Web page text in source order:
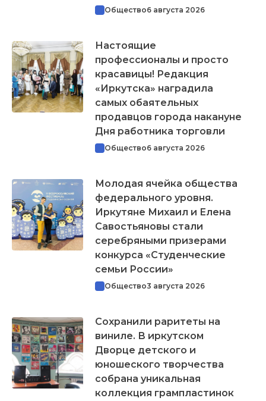
Общество6 августа 2026
Настоящие
профессионалы и просто
красавицы! Редакция
«Иркутска» наградила
самых обаятельных
продавцов города накануне
Дня работника торговли
Общество6 августа 2026
Молодая ячейка общества
федерального уровня.
Иркутяне Михаил и Елена
Савостьяновы стали
серебряными призерами
конкурса «Студенческие
семьи России»
Общество3 августа 2026
Сохранили раритеты на
виниле. В иркутском
Дворце детского и
юношеского творчества
собрана уникальная
коллекция грампластинок